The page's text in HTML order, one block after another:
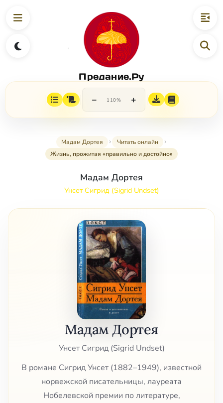
Предание.Ру
− 110% +
Мадам Дортея
Читать онлайн
Жизнь, прожитая «правильно и достойно»
Мадам Дортея
Унсет Сигрид (Sigrid Undset)
Мадам Дортея
Унсет Сигрид (Sigrid Undset)
В романе Сигрид Унсет (1882–1949), известной
норвежской писательницы, лауреата
Нобелевской премии по литературе,